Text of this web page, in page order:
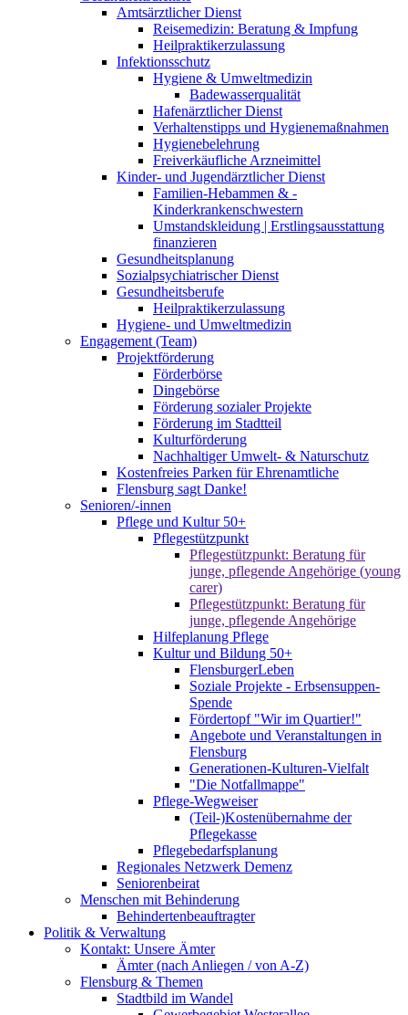
Amtsärztlicher Dienst
Reisemedizin: Beratung & Impfung
Heilpraktikerzulassung
Infektionsschutz
Hygiene & Umweltmedizin
Badewasserqualität
Hafenärztlicher Dienst
Verhaltenstipps und Hygienemaßnahmen
Hygienebelehrung
Freiverkäufliche Arzneimittel
Kinder- und Jugendärztlicher Dienst
Familien-Hebammen & -
Kinderkrankenschwestern
Umstandskleidung | Erstlingsausstattung
finanzieren
Gesundheitsplanung
Sozialpsychiatrischer Dienst
Gesundheitsberufe
Heilpraktikerzulassung
Hygiene- und Umweltmedizin
Engagement (Team)
Projektförderung
Förderbörse
Dingebörse
Förderung sozialer Projekte
Förderung im Stadtteil
Kulturförderung
Nachhaltiger Umwelt- & Naturschutz
Kostenfreies Parken für Ehrenamtliche
Flensburg sagt Danke!
Senioren/-innen
Pflege und Kultur 50+
Pflegestützpunkt
Pflegestützpunkt: Beratung für
junge, pflegende Angehörige (young
carer)
Pflegestützpunkt: Beratung für
junge, pflegende Angehörige
Hilfeplanung Pflege
Kultur und Bildung 50+
FlensburgerLeben
Soziale Projekte - Erbsensuppen-
Spende
Fördertopf "Wir im Quartier!"
Angebote und Veranstaltungen in
Flensburg
Generationen-Kulturen-Vielfalt
"Die Notfallmappe"
Pflege-Wegweiser
(Teil-)Kostenübernahme der
Pflegekasse
Pflegebedarfsplanung
Regionales Netzwerk Demenz
Seniorenbeirat
Menschen mit Behinderung
Behindertenbeauftragter
Politik & Verwaltung
Kontakt: Unsere Ämter
Ämter (nach Anliegen / von A-Z)
Flensburg & Themen
Stadtbild im Wandel